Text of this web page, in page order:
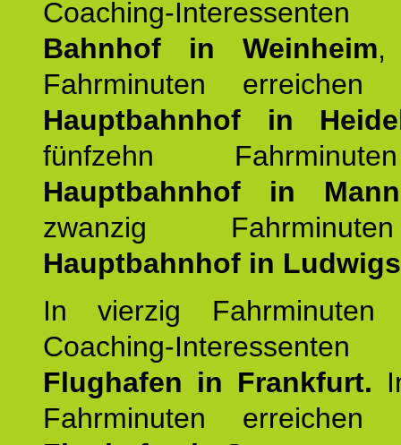
Coaching-
Bahnhof in Weinheim,
Fahrminuten
Hauptbahnhof in
fünfzehn
Hauptbahnhof in
zwanzig
Hauptbahnhof in
In vierzig Fahrminuten
Coaching-
Flughafen in Frankfurt.
Fahrminuten